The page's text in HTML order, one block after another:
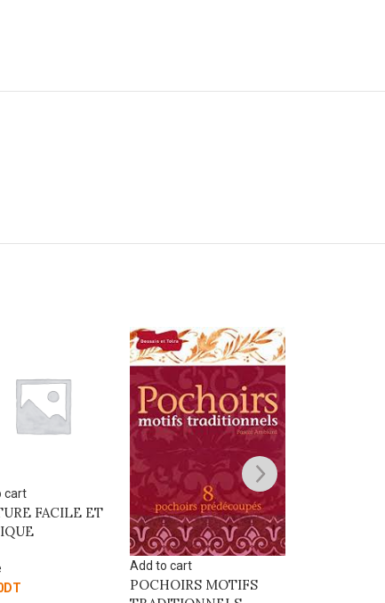
cart
FACILE ET
DT
Add to cart
POCHOIRS MOTIFS